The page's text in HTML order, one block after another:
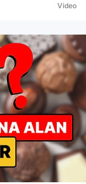
Video